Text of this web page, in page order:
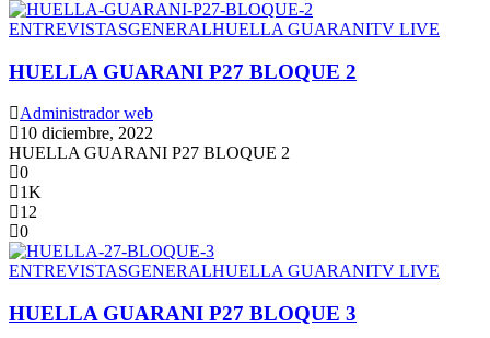
ENTREVISTASGENERALHUELLA GUARANITV LIVE
HUELLA GUARANI P27 BLOQUE 2
Administrador web
10 diciembre, 2022
HUELLA GUARANI P27 BLOQUE 2
0
1K
12
0
ENTREVISTASGENERALHUELLA GUARANITV LIVE
HUELLA GUARANI P27 BLOQUE 3